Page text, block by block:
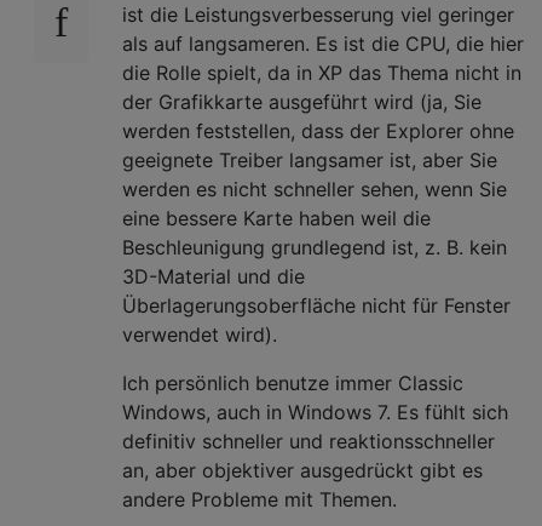
ist die Leistungsverbesserung viel geringer
als auf langsameren. Es ist die CPU, die hier
die Rolle spielt, da in XP das Thema nicht in
der Grafikkarte ausgeführt wird (ja, Sie
werden feststellen, dass der Explorer ohne
geeignete Treiber langsamer ist, aber Sie
werden es nicht schneller sehen, wenn Sie
eine bessere Karte haben weil die
Beschleunigung grundlegend ist, z. B. kein
3D-Material und die
Überlagerungsoberfläche nicht für Fenster
verwendet wird).
Ich persönlich benutze immer Classic
Windows, auch in Windows 7. Es fühlt sich
definitiv schneller und reaktionsschneller
an, aber objektiver ausgedrückt gibt es
andere Probleme mit Themen.